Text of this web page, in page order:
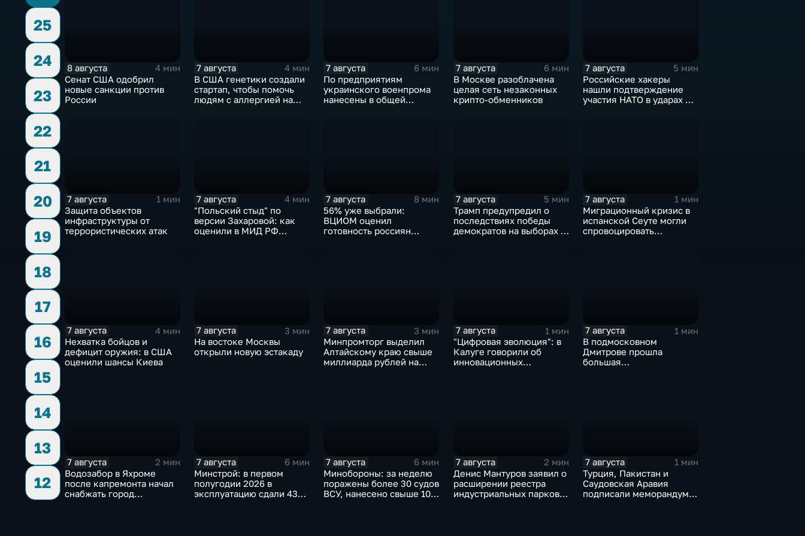
25
24
23
22
21
20
19
18
17
16
15
14
13
12
8 августа
4 мин
Сенат США одобрил
новые санкции против
России
7 августа
4 мин
В США генетики создали
стартап, чтобы помочь
людям с аллергией на
7 августа
6 мин
По предприятиям
украинского военпрома
нанесены в общей
7 августа
6 мин
В Москве разоблачена
целая сеть незаконных
крипто-обменников
7 августа
5 мин
Российские хакеры
нашли подтверждение
участия НАТО в ударах по
7 августа
1 мин
Защита объектов
инфраструктуры от
террористических атак
7 августа
4 мин
"Польский стыд" по
версии Захаровой: как
оценили в МИД РФ
7 августа
8 мин
56% уже выбрали:
ВЦИОМ оценил
готовность россиян
7 августа
5 мин
Трамп предупредил о
последствиях победы
демократов на выборах в
7 августа
1 мин
Миграционный кризис в
испанской Сеуте могли
спровоцировать
7 августа
4 мин
Нехватка бойцов и
дефицит оружия: в США
оценили шансы Киева
7 августа
3 мин
На востоке Москвы
открыли новую эстакаду
7 августа
3 мин
Минпромторг выделил
Алтайскому краю свыше
миллиарда рублей на
7 августа
1 мин
"Цифровая эволюция": в
Калуге говорили об
инновационных
7 августа
1 мин
В подмосковном
Дмитрове прошла
большая
7 августа
2 мин
Водозабор в Яхроме
после капремонта начал
снабжать город
7 августа
6 мин
Минстрой: в первом
полугодии 2026 в
эксплуатацию сдали 43
7 августа
6 мин
Минобороны: за неделю
поражены более 30 судов
ВСУ, нанесено свыше 10
7 августа
2 мин
Денис Мантуров заявил о
расширении реестра
индустриальных парков в
7 августа
1 мин
Турция, Пакистан и
Саудовская Аравия
подписали меморандум о